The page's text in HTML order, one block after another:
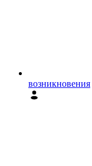
возникновения